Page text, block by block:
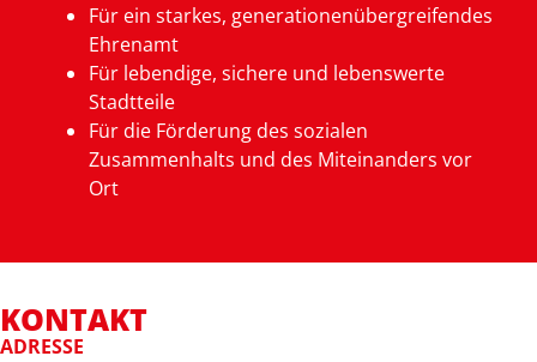
Für ein starkes, generationenübergreifendes
Ehrenamt
Für lebendige, sichere und lebenswerte
Stadtteile
Für die Förderung des sozialen
Zusammenhalts und des Miteinanders vor
Ort
KONTAKT
ADRESSE